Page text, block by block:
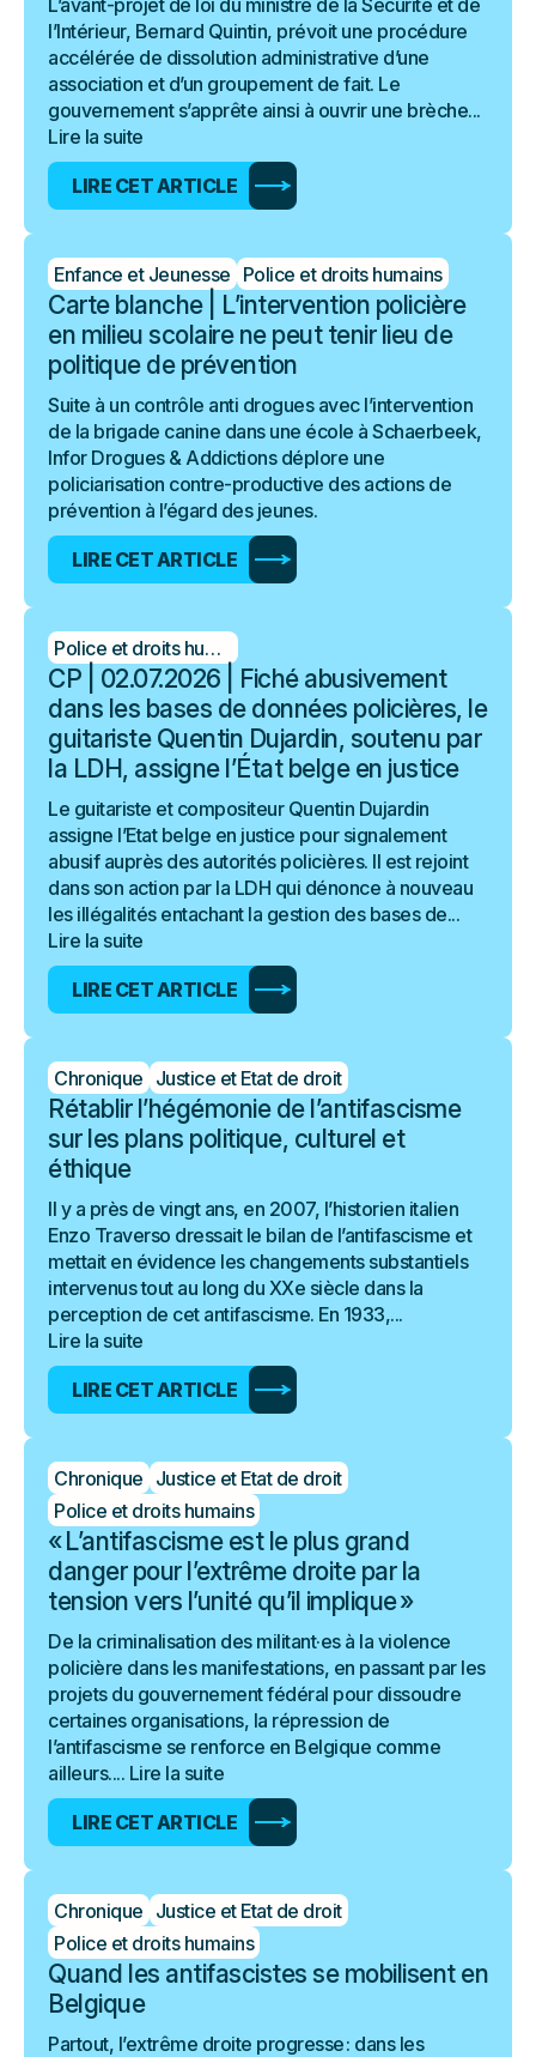
L’avant-projet de loi du ministre de la Sécurité et de
l’Intérieur, Bernard Quintin, prévoit une procédure
accélérée de dissolution administrative d’une
association et d’un groupement de fait. Le
gouvernement s’apprête ainsi à ouvrir une brèche...
Lire la suite
LIRE CET ARTICLE
Enfance et Jeunesse Police et droits humains
Carte blanche | L’intervention policière
en milieu scolaire ne peut tenir lieu de
politique de prévention
Suite à un contrôle anti drogues avec l’intervention
de la brigade canine dans une école à Schaerbeek,
Infor Drogues & Addictions déplore une
policiarisation contre-productive des actions de
prévention à l’égard des jeunes.
LIRE CET ARTICLE
Police et droits humains
CP | 02.07.2026 | Fiché abusivement
dans les bases de données policières, le
guitariste Quentin Dujardin, soutenu par
la LDH, assigne l’État belge en justice
Le guitariste et compositeur Quentin Dujardin
assigne l’Etat belge en justice pour signalement
abusif auprès des autorités policières. Il est rejoint
dans son action par la LDH qui dénonce à nouveau
les illégalités entachant la gestion des bases de...
Lire la suite
LIRE CET ARTICLE
Chronique Justice et Etat de droit
Rétablir l’hégémonie de l’antifascisme
sur les plans politique, culturel et
éthique
Il y a près de vingt ans, en 2007, l’historien italien
Enzo Traverso dressait le bilan de l’antifascisme et
mettait en évidence les changements substantiels
intervenus tout au long du XXe siècle dans la
perception de cet antifascisme. En 1933,...
Lire la suite
LIRE CET ARTICLE
Chronique Justice et Etat de droit
Police et droits humains
« L’antifascisme est le plus grand
danger pour l’extrême droite par la
tension vers l’unité qu’il implique »
De la criminalisation des militant·es à la violence
policière dans les manifestations, en passant par les
projets du gouvernement fédéral pour dissoudre
certaines organisations, la répression de
l’antifascisme se renforce en Belgique comme
ailleurs.... Lire la suite
LIRE CET ARTICLE
Chronique Justice et Etat de droit
Police et droits humains
Quand les antifascistes se mobilisent en
Belgique
Partout, l’extrême droite progresse : dans les